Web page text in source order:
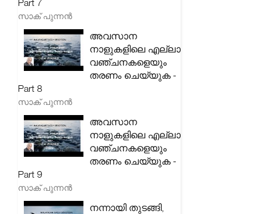
Part 7
സാക് പുന്നൻ
അവസാന
നാളുകളിലെ എല്ലാ
വഞ്ചനകളെയും
തരണം ചെയ്യുക -
Part 8
സാക് പുന്നൻ
അവസാന
നാളുകളിലെ എല്ലാ
വഞ്ചനകളെയും
തരണം ചെയ്യുക -
Part 9
സാക് പുന്നൻ
നന്നായി തുടങ്ങി,